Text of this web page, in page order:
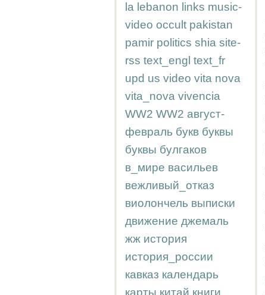
la lebanon links music-
video occult pakistan
pamir politics shia site-
rss text_engl text_fr
upd us video vita nova
vita_nova vivencia
WW2 WW2 август-
февраль букв буквы
буквы булгаков
в_мире васильев
вежливый_отказ
виолончель выписки
движение джемаль
жж история
история_россии
кавказ календарь
карты китай книги